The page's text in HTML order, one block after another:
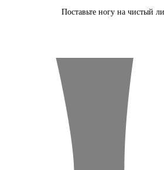
Поставьте ногу на чистый